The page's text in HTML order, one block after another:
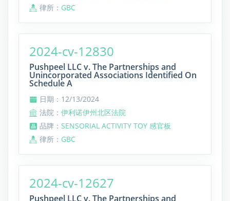
律所： GBC
2024-cv-12830
Pushpeel LLC v. The Partnerships and
Unincorporated Associations Identified On
Schedule A
日期：12/13/2024
法院： 伊利诺伊州北区法院
品牌： SENSORIAL ACTIVITY TOY 感官板
律所： GBC
2024-cv-12627
Pushpeel LLC v. The Partnerships and